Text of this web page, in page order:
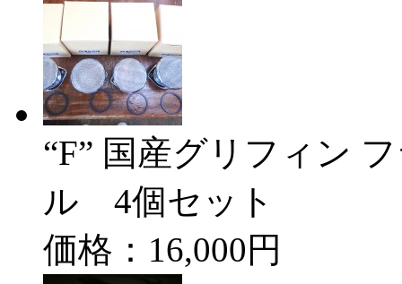
“F” 国産グリフィン
ル 4個セット
価格：16,000円